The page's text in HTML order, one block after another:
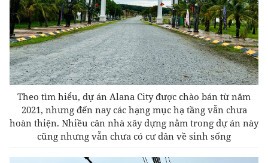
Theo tìm hiểu, dự án Alana City được chào bán từ năm
2021, nhưng đến nay các hạng mục hạ tầng vẫn chưa
hoàn thiện. Nhiều căn nhà xây dựng nằm trong dự án này
cũng nhưng vẫn chưa có cư dân về sinh sống